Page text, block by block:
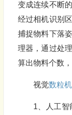
变成连续不断
经过相机识别
捕捉物料下落
理器，通过处
算出物料个数
视觉数粒机
1、人工智